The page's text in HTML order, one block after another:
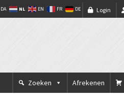
Login
DA NL EN FR DE
Afrekenen
Zoeken